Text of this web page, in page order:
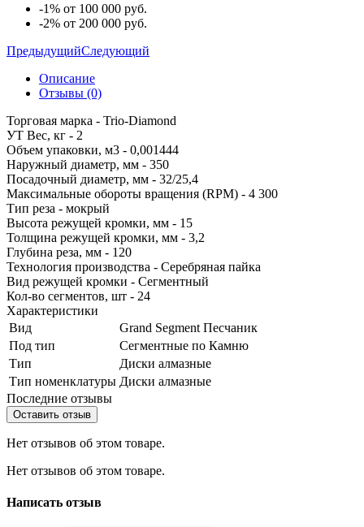
-1% от 100 000 руб.
-2% от 200 000 руб.
ПредыдущийСледующий
Описание
Отзывы (0)
Торговая марка - Trio-Diamond
УТ Вес, кг - 2
Объем упаковки, м3 - 0,001444
Наружный диаметр, мм - 350
Посадочный диаметр, мм - 32/25,4
Максимальные обороты вращения (RPM) - 4 300
Тип реза - мокрый
Высота режущей кромки, мм - 15
Толщина режущей кромки, мм - 3,2
Глубина реза, мм - 120
Технология производства - Серебряная пайка
Вид режущей кромки - Сегментный
Кол-во сегментов, шт - 24
Характеристики
Вид
Grand Segment Песчаник
Под тип
Сегментные по Камню
Тип
Диски алмазные
Тип номенклатуры Диски алмазные
Последние отзывы
Оставить отзыв
Нет отзывов об этом товаре.
Нет отзывов об этом товаре.
Написать отзыв